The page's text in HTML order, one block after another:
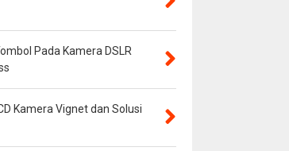
Pada Kamera DSLR
Kamera Vignet dan Solusi